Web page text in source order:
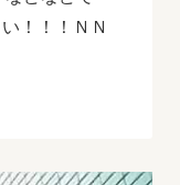
！！！ＮＮ